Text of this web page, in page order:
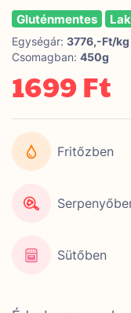
Gluténmentes
Egységár: 3776,-Ft/kg
Csomagban: 450g
1699 Ft
Fritőzben
Sütőben